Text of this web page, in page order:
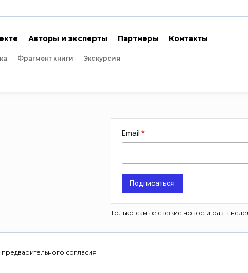
Авторы и эксперты Партнеры Контакты
Фрагмент книги Экскурсия
Email
Подписаться
Только самые свежие новости раз в
согласия